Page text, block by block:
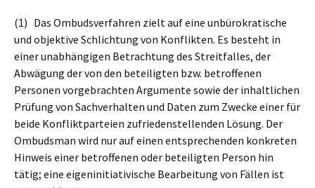
(1) Das Ombudsverfahren zielt auf eine unbürokratische
und objektive Schlichtung von Konflikten. Es besteht in
einer unabhängigen Betrachtung des Streitfalles, der
Abwägung der von den beteiligten bzw. betroffenen
Personen vorgebrachten Argumente sowie der inhaltlichen
Prüfung von Sachverhalten und Daten zum Zwecke einer für
beide Konfliktparteien zufriedenstellenden Lösung. Der
Ombudsman wird nur auf einen entsprechenden konkreten
Hinweis einer betroffenen oder beteiligten Person hin
tätig; eine eigeninitiativische Bearbeitung von Fällen ist